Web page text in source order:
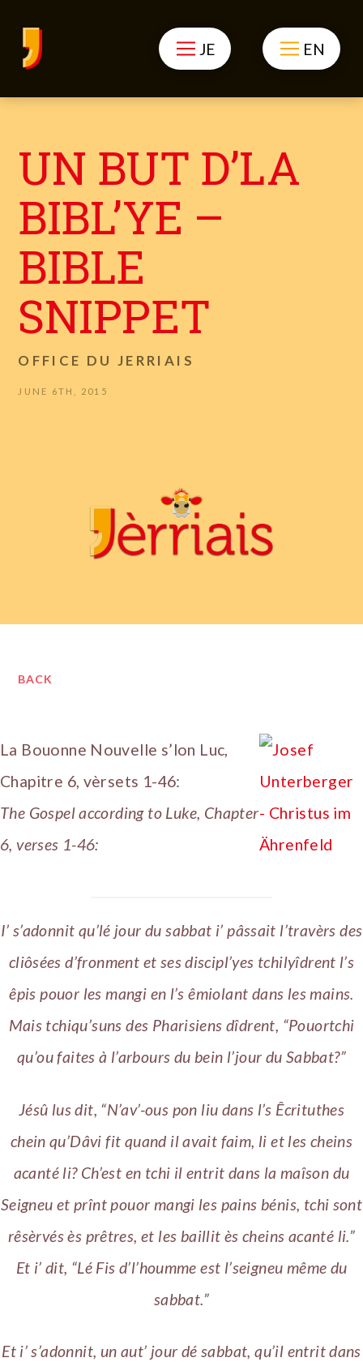
JE EN
UN BUT D’LA
BIBL’YE –
BIBLE
SNIPPET
OFFICE DU JERRIAIS
JUNE 6TH, 2015
BACK
La Bouonne Nouvelle s’lon Luc,
Chapitre 6, vèrsets 1-46:
The Gospel according to Luke, Chapter
6, verses 1-46:
I’ s’adonnit qu’lé jour du sabbat i’ pâssait l’travèrs des
cliôsées d’fronment et ses discipl’yes tchilyîdrent l’s
êpis pouor les mangi en l’s êmiolant dans les mains.
Mais tchiqu’suns des Pharisiens dîdrent, “Pouortchi
qu’ou faites à l’arbours du bein l’jour du Sabbat?”
Jésû lus dit, “N’av’-ous pon liu dans l’s Êcrituthes
chein qu’Dâvi fit quand il avait faim, li et les cheins
acanté li? Ch’est en tchi il entrit dans la maîson du
Seigneu et prînt pouor mangi les pains bénis, tchi sont
rêsèrvés ès prêtres, et les baillit ès cheins acanté li.”
Et i’ dit, “Lé Fis d’l’houmme est l’seigneu même du
sabbat.”
Et i’ s’adonnit, un aut’ jour dé sabbat, qu’il entrit dans